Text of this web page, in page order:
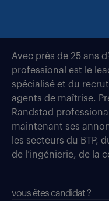
Avec près de 25 ans
professional est le
spécialisé et du
agents de maîtrise.
Randstad
maintenant ses
les secteurs du BTP,
de l’ingénierie, de la
vous êtes candidat ?